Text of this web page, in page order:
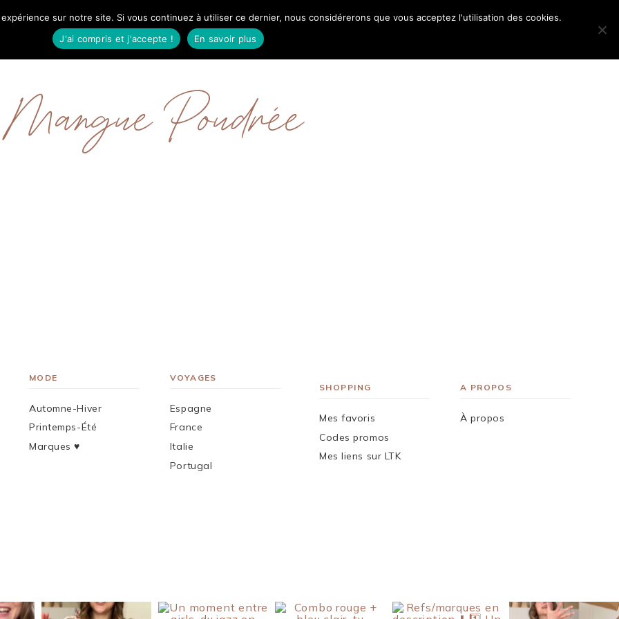
MODE VOYAGES
Mangue Poudrée
MODE
Automne-Hiver
Printemps-Été
Marques ♥︎
VOYAGES
Espagne
France
Italie
Portugal
SHOPPING
Mes favoris
Codes promos
Mes liens sur LTK
A PROPOS
À propos
sur notre site. Si vous continuez à utiliser ce dernier, nous considérerons que vous acceptez l'utilisation des cookies.
J'ai compris et j'accepte !
En savoir plus